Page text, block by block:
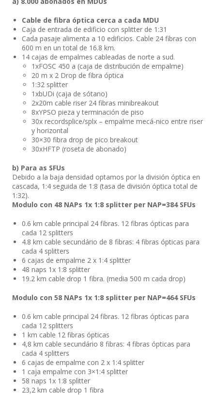
Cable de fibra óptica cerca a cada MDU
Caja de entrada de edificio con splitter de 1:31
Cada pasaje alimenta a 10 edificios. Cable 24 fibras con
600 m en un total de 16.8 km.
14 cajas de empalmes cableadas de norte a sud.
1xFOSC 450 a (caja de distribución de empalme)
20 m x 2 Drop de fibra óptica
1:32 splitter
1xbUDi (caja de sótano)
2x20m cable riser 24 fibras minibreakout
8xYPSO pieza y terminación de piso
30x recordsplice/splx – empalme mecá-nico entre riser
y horizontal
30×30 fibra drop de pico breakout
30xHFTP (roseta de abonado)
b) Para as SFUs
Debido a la baja densidad optamos por la división óptica en
cascada, 1:4 seguida de 1:8 (tasa de división óptica total de
1:32).
Modulo con 48 NAPs 1x 1:8 splitter per NAP=384 SFUs
0.6 km cable principal 24 fibras. 12 fibras ópticas para
cada 12 splitters
4.8 km cable secundário de 8 fibras: 4 fibras ópticas para
cada 4 splitters
6 cajas de empalme 2 x 1:4 splitter
48 naps 1x 1:8 splitter
19.2 km cable drop 1 fibra. (media 500 m cada drop)
Modulo con 58 NAPs 1x 1:8 splitter per NAP=464 SFUs
0.6 km cable principal 24 fibras. 12 fibras ópticas para
cada 12 splitters
1 km cable 12 fibras ópticas
4,8 km cable secundário 8 fibras: 4 fibras ópticas para
cada 4 splitters
6 cajas de empalme con 2 x 1:4 splitter
1 caja empalme con 3×1:4 splitter
58 naps 1x 1:8 splitter
23,2 km cable drop 1 fibra